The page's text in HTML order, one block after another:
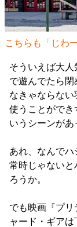
こちらも「じわ
そういえば大
で遊んでたら閉
なきゃならな
使うことができ
いうシーンがあ
あれ、なんで
常時じゃない
ろうか。
でも映画『プ
ャード・ギア